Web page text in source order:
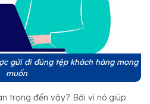
gửi đi đúng tệp khách hàng mong
muốn
trọng đến vậy? Bởi vì nó giúp